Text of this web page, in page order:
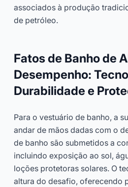
associados à produção
de petróleo.
Fatos de Banho de
Desempenho:
Durabilidade e
Para o vestuário de banho, a
andar de mãos dadas com o
de banho são submetidos a
incluindo exposição ao sol,
loções protetoras solares. O
altura do desafio, oferecendo